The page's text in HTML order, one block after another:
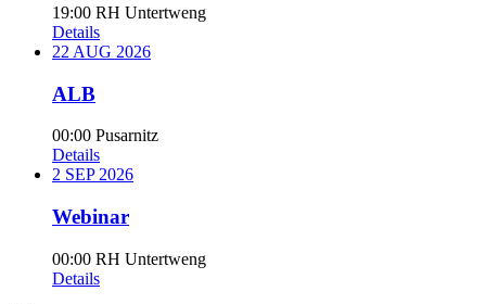
19:00 RH Untertweng
Details
22 AUG 2026
ALB
00:00 Pusarnitz
Details
2 SEP 2026
Webinar
00:00 RH Untertweng
Details